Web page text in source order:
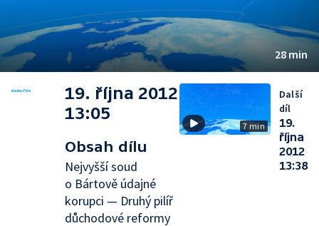
28 min
19. října 2012
13:05
Obsah dílu
Nejvyšší soud
o Bártově údajné
korupci — Druhý pilíř
důchodové reformy
7 min
Další
díl
19.
října
2012
13:38